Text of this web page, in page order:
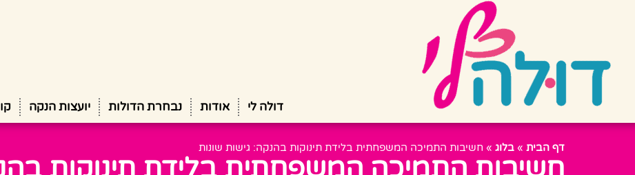
דולה לי אודות נבחרת הדולות יועצות הנקה
דף הבית » בלוג » חשיבות התמיכה המשפחתית בלידת תינוקות בהנקה: גישות שונות